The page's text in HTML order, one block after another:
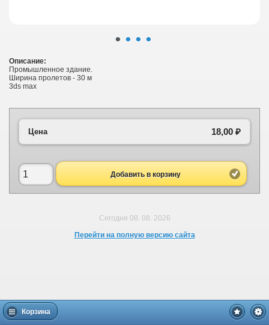
• • • •
Описание:
Промышленное здание.
Ширина пролетов - 30 м
3ds max
18,00 ₽
Цена
Добавить в корзину
Сегодня 08. 08. 2026
Перейти на полную версию сайта
Корзина